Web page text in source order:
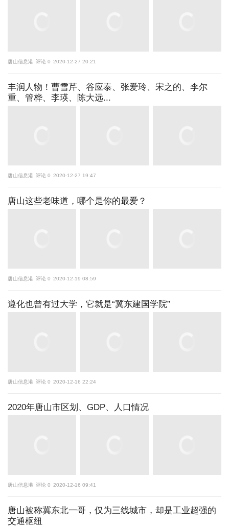
唐山信息港 评论 0 2020-12-27 20:21
丰润人物！曹雪芹、谷应泰、张爱玲、宋之的、李尔
重、管桦、李瑛、陈大远...
唐山信息港 评论 0 2020-12-27 19:47
唐山这些老味道，哪个是你的最爱？
唐山信息港 评论 0 2020-12-19 08:59
遵化也曾有过大学，它就是“冀东建国学院”
唐山信息港 评论 0 2020-12-16 22:24
2020年唐山市区划、GDP、人口情况
唐山信息港 评论 0 2020-12-16 09:41
唐山被称冀东北一哥，仅为三线城市，却是工业超强的
交通枢纽